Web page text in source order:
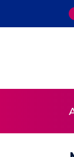
Croce, une